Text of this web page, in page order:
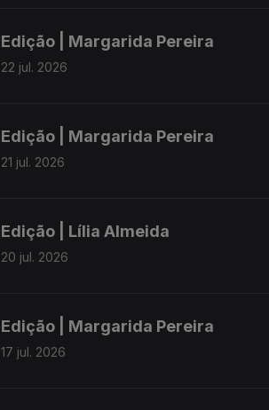
Edição | Margarida Pereira
22 jul. 2026
Edição | Margarida Pereira
21 jul. 2026
Edição | Lília Almeida
20 jul. 2026
Edição | Margarida Pereira
17 jul. 2026